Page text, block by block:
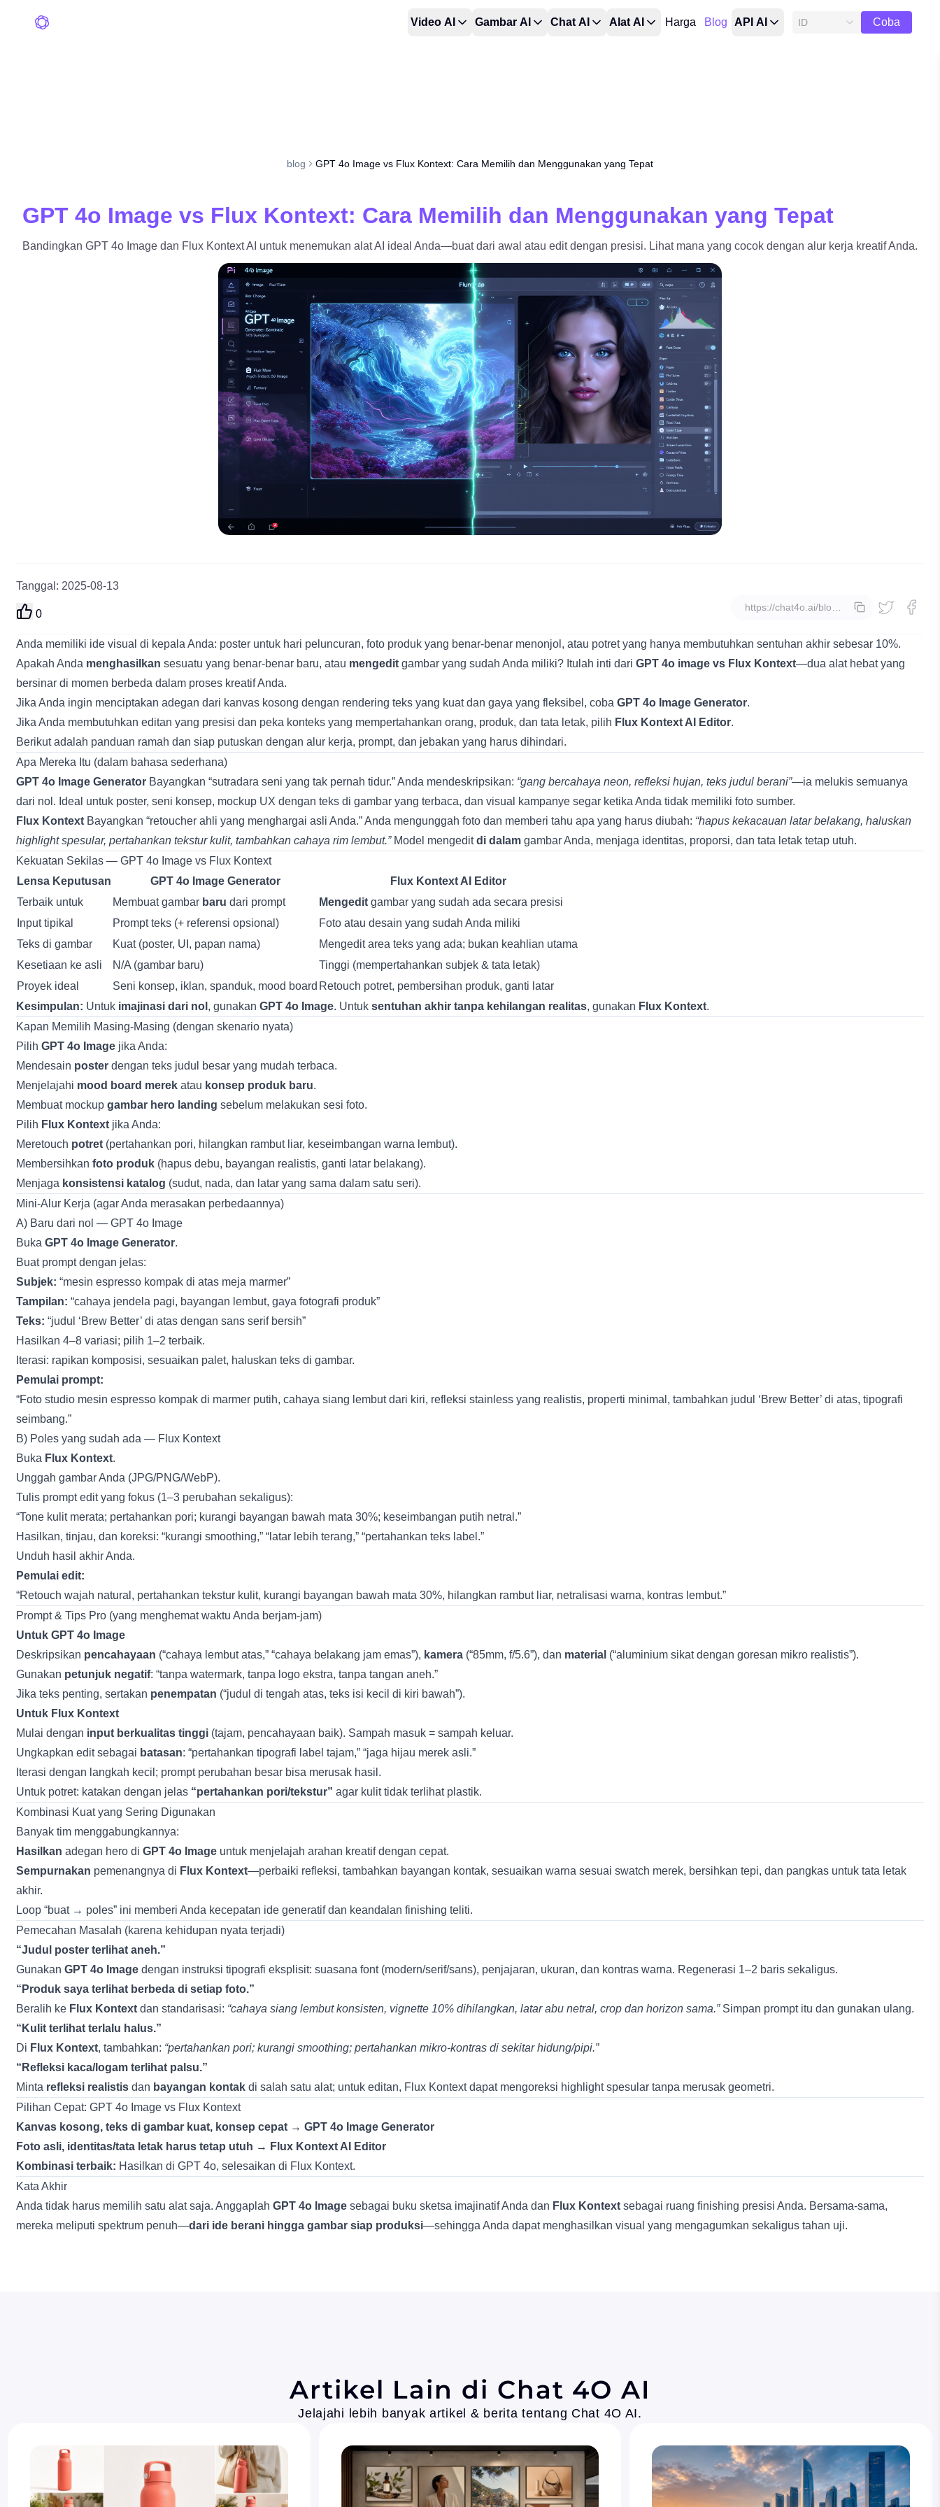
Video AI Gambar AI Chat AI Alat AI Harga Blog API AI ID
Coba
blog GPT 4o Image vs Flux Kontext: Cara Memilih dan Menggunakan yang Tepat
GPT 4o Image vs Flux Kontext: Cara Memilih dan Menggunakan yang Tepat
Bandingkan GPT 4o Image dan Flux Kontext AI untuk menemukan alat AI ideal Anda—buat dari awal atau edit dengan presisi. Lihat mana yang cocok dengan alur kerja kreatif Anda.
Tanggal : 2025-08-13
0 salin
Anda memiliki ide visual di kepala Anda: poster untuk hari peluncuran, foto produk yang benar-benar menonjol, atau potret yang hanya membutuhkan sentuhan akhir sebesar 10%.
Apakah Anda menghasilkan sesuatu yang benar-benar baru, atau mengedit gambar yang sudah Anda miliki? Itulah inti dari GPT 4o image vs Flux Kontext—dua alat hebat yang
bersinar di momen berbeda dalam proses kreatif Anda.
Jika Anda ingin menciptakan adegan dari kanvas kosong dengan rendering teks yang kuat dan gaya yang fleksibel, coba GPT 4o Image Generator.
Jika Anda membutuhkan editan yang presisi dan peka konteks yang mempertahankan orang, produk, dan tata letak, pilih Flux Kontext AI Editor.
Berikut adalah panduan ramah dan siap putuskan dengan alur kerja, prompt, dan jebakan yang harus dihindari.
Apa Mereka Itu (dalam bahasa sederhana)
GPT 4o Image Generator Bayangkan “sutradara seni yang tak pernah tidur.” Anda mendeskripsikan: “gang bercahaya neon, refleksi hujan, teks judul berani”—ia melukis semuanya
dari nol. Ideal untuk poster, seni konsep, mockup UX dengan teks di gambar yang terbaca, dan visual kampanye segar ketika Anda tidak memiliki foto sumber.
Flux Kontext Bayangkan “retoucher ahli yang menghargai asli Anda.” Anda mengunggah foto dan memberi tahu apa yang harus diubah: “hapus kekacauan latar belakang, haluskan
highlight spesular, pertahankan tekstur kulit, tambahkan cahaya rim lembut.”Model mengeditdi dalam gambar Anda, menjaga identitas, proporsi, dan tata letak tetap utuh.
Kekuatan Sekilas — GPT 4o Image vs Flux Kontext
Lensa Keputusan
GPT 4o Image Generator
Flux Kontext AI Editor
Terbaik untuk
Membuat gambar baru dari prompt Mengedit gambar yang sudah ada secara presisi
Input tipikal
Prompt teks (+ referensi opsional)
Foto atau desain yang sudah Anda miliki
Teks di gambar
Kuat (poster, UI, papan nama)
Mengedit area teks yang ada; bukan keahlian utama
Kesetiaan ke asli
N/A (gambar baru)
Tinggi (mempertahankan subjek & tata letak)
Proyek ideal
Seni konsep, iklan, spanduk, mood board Retouch potret, pembersihan produk, ganti latar
Kesimpulan: Untuk imajinasi dari nol , gunakan GPT 4o Image. Untuk sentuhan akhir tanpa kehilangan realitas, gunakan Flux Kontext.
Kapan Memilih Masing-Masing (dengan skenario nyata)
Pilih GPT 4o Image jika Anda:
Mendesain poster dengan teks judul besar yang mudah terbaca.
Menjelajahi mood board merek atau konsep produk baru.
Membuat mockup gambar hero landing sebelum melakukan sesi foto.
Pilih Flux Kontext jika Anda:
Meretouch potret (pertahankan pori, hilangkan rambut liar, keseimbangan warna lembut).
Membersihkan foto produk (hapus debu, bayangan realistis, ganti latar belakang).
Menjaga konsistensi katalog (sudut, nada, dan latar yang sama dalam satu seri).
Mini-Alur Kerja (agar Anda merasakan perbedaannya)
A) Baru dari nol — GPT 4o Image
Buka GPT 4o Image Generator.
Buat prompt dengan jelas:
Subjek: “mesin espresso kompak di atas meja marmer”
Tampilan: “cahaya jendela pagi, bayangan lembut, gaya fotografi produk”
Teks: “judul ‘Brew Better’ di atas dengan sans serif bersih”
Hasilkan 4–8 variasi; pilih 1–2 terbaik.
Iterasi: rapikan komposisi, sesuaikan palet, haluskan teks di gambar.
Pemulai prompt:
“Foto studio mesin espresso kompak di marmer putih, cahaya siang lembut dari kiri, refleksi stainless yang realistis, properti minimal, tambahkan judul ‘Brew Better’ di atas, tipografi
seimbang.”
B) Poles yang sudah ada — Flux Kontext
Buka Flux Kontext.
Unggah gambar Anda (JPG/PNG/WebP).
Tulis prompt edit yang fokus (1–3 perubahan sekaligus):
“Tone kulit merata; pertahankan pori; kurangi bayangan bawah mata 30%; keseimbangan putih netral.”
Hasilkan, tinjau, dan koreksi: “kurangi smoothing,” “latar lebih terang,” “pertahankan teks label.”
Unduh hasil akhir Anda.
Pemulai edit:
“Retouch wajah natural, pertahankan tekstur kulit, kurangi bayangan bawah mata 30%, hilangkan rambut liar, netralisasi warna, kontras lembut.”
Prompt & Tips Pro (yang menghemat waktu Anda berjam-jam)
Untuk GPT 4o Image
Deskripsikan pencahayaan (“cahaya lembut atas,” “cahaya belakang jam emas”), kamera (“85mm, f/5.6”), dan material (“aluminium sikat dengan goresan mikro realistis”).
Gunakan petunjuk negatif: “tanpa watermark, tanpa logo ekstra, tanpa tangan aneh.”
Jika teks penting, sertakan penempatan (“judul di tengah atas, teks isi kecil di kiri bawah”).
Untuk Flux Kontext
Mulai dengan input berkualitas tinggi (tajam, pencahayaan baik). Sampah masuk = sampah keluar.
Ungkapkan edit sebagai batasan: “pertahankan tipografi label tajam,” “jaga hijau merek asli.”
Iterasi dengan langkah kecil; prompt perubahan besar bisa merusak hasil.
Untuk potret: katakan dengan jelas “pertahankan pori/tekstur” agar kulit tidak terlihat plastik.
Kombinasi Kuat yang Sering Digunakan
Banyak tim menggabungkannya:
Hasilkan adegan hero di GPT 4o Image untuk menjelajah arahan kreatif dengan cepat.
Sempurnakan pemenangnya di Flux Kontext—perbaiki refleksi, tambahkan bayangan kontak, sesuaikan warna sesuai swatch merek, bersihkan tepi, dan pangkas untuk tata letak
akhir.
Loop “buat → poles” ini memberi Anda kecepatan ide generatif dan keandalan finishing teliti.
Pemecahan Masalah (karena kehidupan nyata terjadi)
“Judul poster terlihat aneh.”
Gunakan GPT 4o Image dengan instruksi tipografi eksplisit: suasana font (modern/serif/sans), penjajaran, ukuran, dan kontras warna. Regenerasi 1–2 baris sekaligus.
“Produk saya terlihat berbeda di setiap foto.”
Beralih ke Flux Kontext dan standarisasi: “cahaya siang lembut konsisten, vignette 10% dihilangkan, latar abu netral, crop dan horizon sama.”Simpan prompt itu dan gunakan ulang.
“Kulit terlihat terlalu halus.”
Di Flux Kontext, tambahkan: “pertahankan pori; kurangi smoothing; pertahankan mikro-kontras di sekitar hidung/pipi.”
“Refleksi kaca/logam terlihat palsu.”
Minta refleksi realistis dan bayangan kontak di salah satu alat; untuk editan, Flux Kontext dapat mengoreksi highlight spesular tanpa merusak geometri.
Pilihan Cepat: GPT 4o Image vs Flux Kontext
Kanvas kosong, teks di gambar kuat, konsep cepat → GPT 4o Image Generator
Foto asli, identitas/tata letak harus tetap utuh → Flux Kontext AI Editor
Kombinasi terbaik: Hasilkan di GPT 4o, selesaikan di Flux Kontext.
Kata Akhir
Anda tidak harus memilih satu alat saja. Anggaplah GPT 4o Image sebagai buku sketsa imajinatif Anda dan Flux Kontext sebagai ruang finishing presisi Anda. Bersama-sama,
mereka meliputi spektrum penuh—dari ide berani hingga gambar siap produksi—sehingga Anda dapat menghasilkan visual yang mengagumkan sekaligus tahan uji.
Artikel Lain di Chat 4O AI
Jelajahi lebih banyak artikel & berita tentang Chat 4O AI.